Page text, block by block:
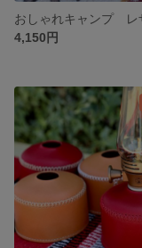
4,150円